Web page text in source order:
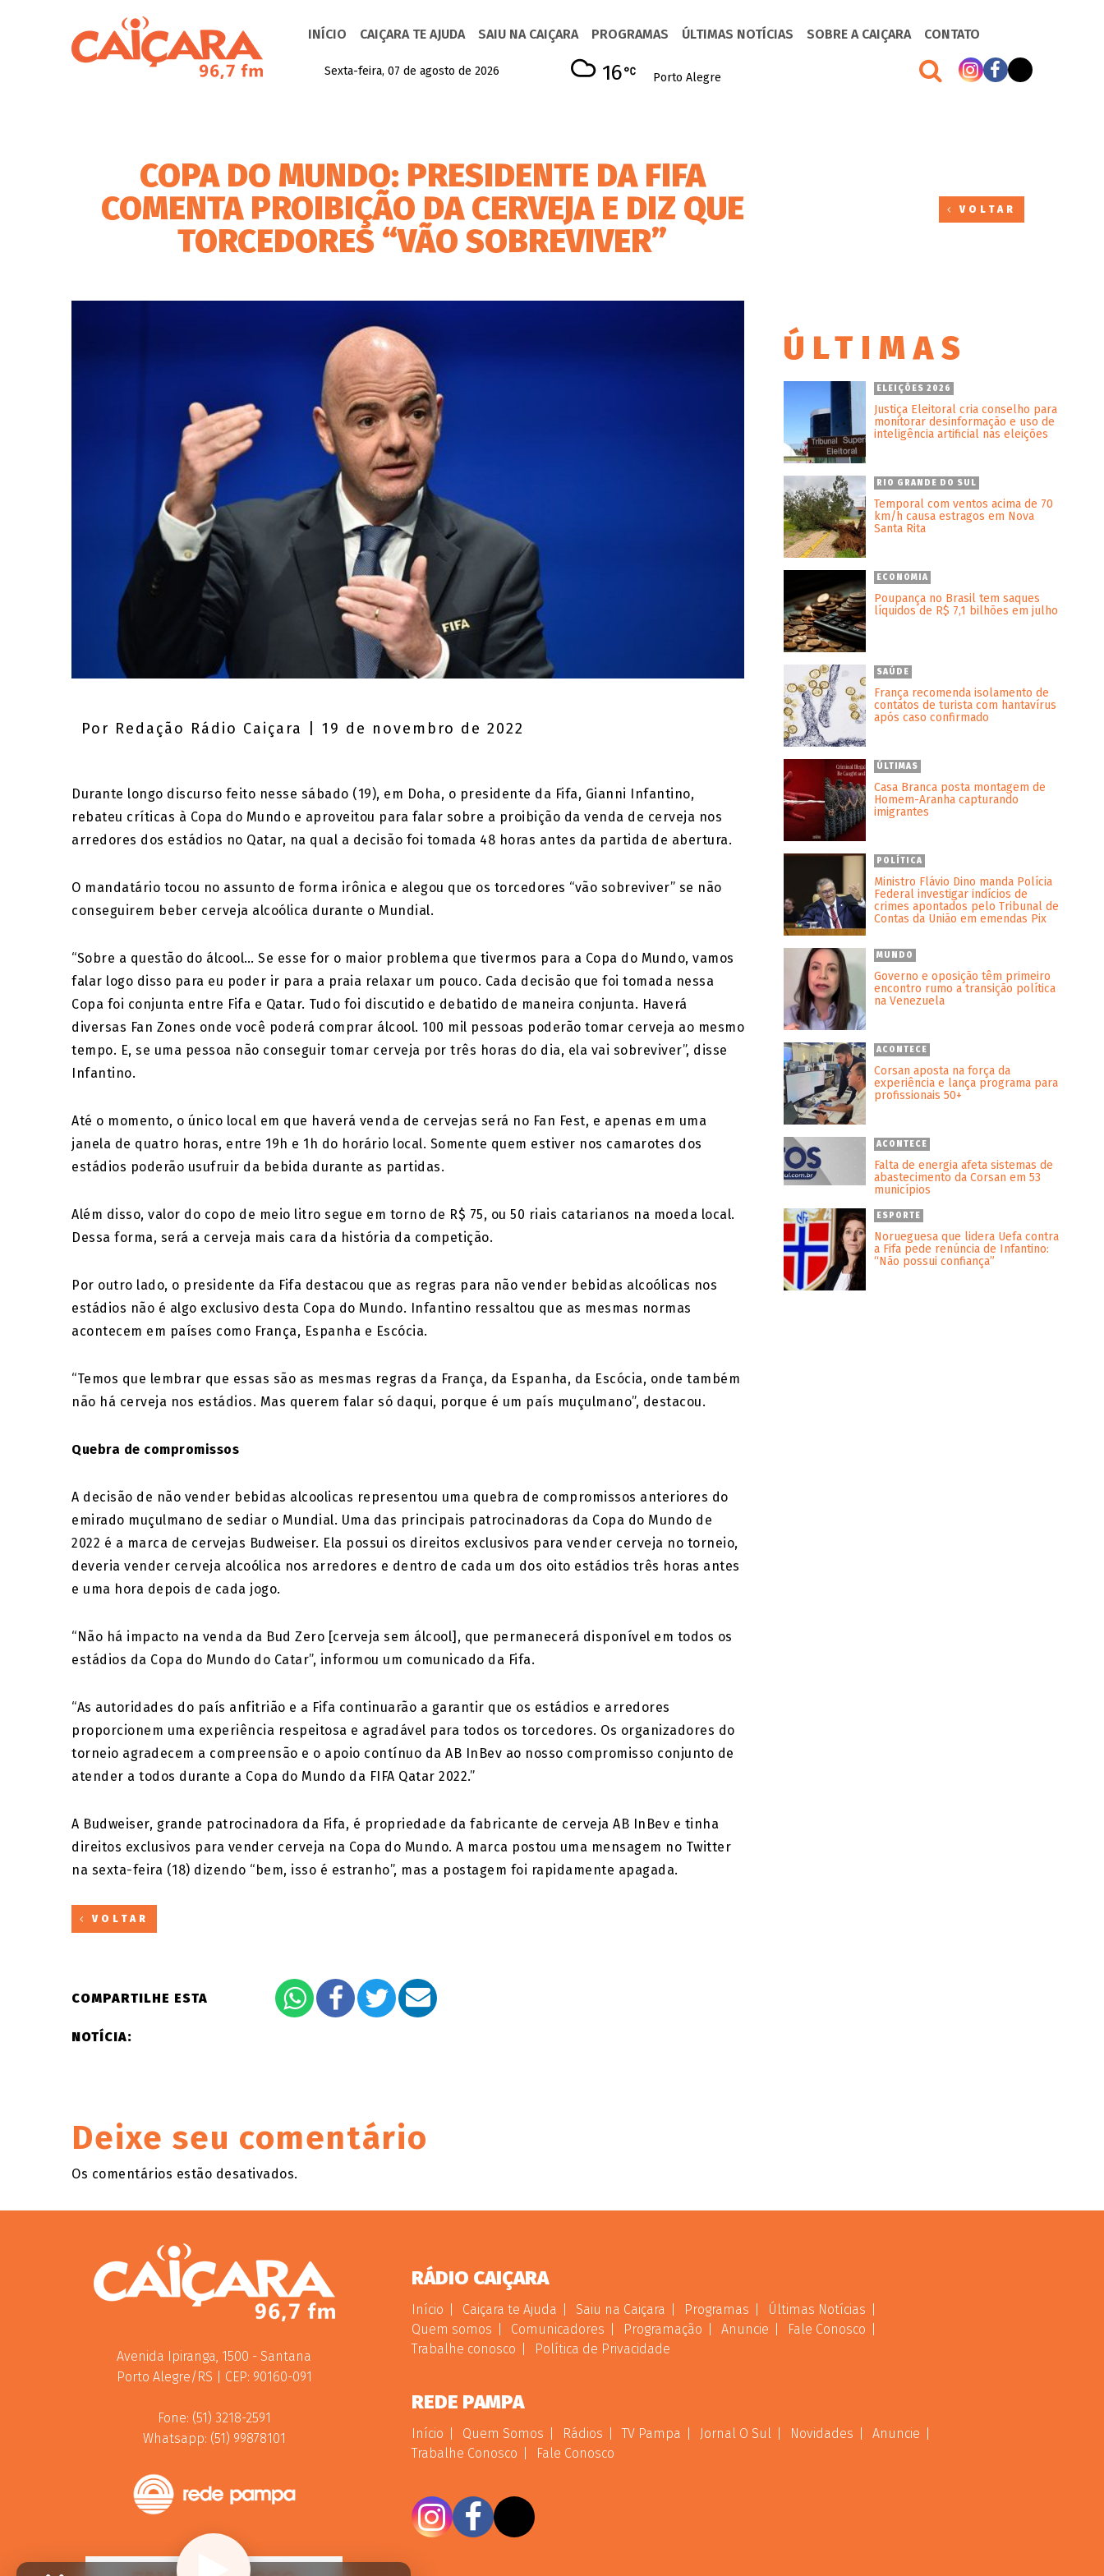
INÍCIO CAIÇARA TE AJUDA SAIU NA CAIÇARA PROGRAMAS ÚLTIMAS NOTÍCIAS SOBRE A CAIÇARA CONTATO
Sexta-feira, 07 de agosto de 2026 Porto Alegre
16
VOLTAR
COPA DO MUNDO: PRESIDENTE DA FIFA
COMENTA PROIBIÇÃO DA CERVEJA E DIZ QUE
TORCEDORES “VÃO SOBREVIVER”
Por Redação Rádio Caiçara | 19 de novembro de 2022
Durante longo discurso feito nesse sábado (19), em Doha, o presidente da Fifa, Gianni Infantino,
rebateu críticas à Copa do Mundo e aproveitou para falar sobre a proibição da venda de cerveja nos
arredores dos estádios no Qatar, na qual a decisão foi tomada 48 horas antes da partida de abertura.
O mandatário tocou no assunto de forma irônica e alegou que os torcedores “vão sobreviver” se não
conseguirem beber cerveja alcoólica durante o Mundial.
“Sobre a questão do álcool… Se esse for o maior problema que tivermos para a Copa do Mundo, vamos
falar logo disso para eu poder ir para a praia relaxar um pouco. Cada decisão que foi tomada nessa
Copa foi conjunta entre Fifa e Qatar. Tudo foi discutido e debatido de maneira conjunta. Haverá
diversas Fan Zones onde você poderá comprar álcool. 100 mil pessoas poderão tomar cerveja ao mesmo
tempo. E, se uma pessoa não conseguir tomar cerveja por três horas do dia, ela vai sobreviver”, disse
Infantino.
Até o momento, o único local em que haverá venda de cervejas será no Fan Fest, e apenas em uma
janela de quatro horas, entre 19h e 1h do horário local. Somente quem estiver nos camarotes dos
estádios poderão usufruir da bebida durante as partidas.
Além disso, valor do copo de meio litro segue em torno de R$ 75, ou 50 riais catarianos na moeda local.
Dessa forma, será a cerveja mais cara da história da competição.
Por outro lado, o presidente da Fifa destacou que as regras para não vender bebidas alcoólicas nos
estádios não é algo exclusivo desta Copa do Mundo. Infantino ressaltou que as mesmas normas
acontecem em países como França, Espanha e Escócia.
“Temos que lembrar que essas são as mesmas regras da França, da Espanha, da Escócia, onde também
não há cerveja nos estádios. Mas querem falar só daqui, porque é um país muçulmano”, destacou.
Quebra de compromissos
A decisão de não vender bebidas alcoolicas representou uma quebra de compromissos anteriores do
emirado muçulmano de sediar o Mundial. Uma das principais patrocinadoras da Copa do Mundo de
2022 é a marca de cervejas Budweiser. Ela possui os direitos exclusivos para vender cerveja no torneio,
deveria vender cerveja alcoólica nos arredores e dentro de cada um dos oito estádios três horas antes
e uma hora depois de cada jogo.
“Não há impacto na venda da Bud Zero [cerveja sem álcool], que permanecerá disponível em todos os
estádios da Copa do Mundo do Catar”, informou um comunicado da Fifa.
“As autoridades do país anfitrião e a Fifa continuarão a garantir que os estádios e arredores
proporcionem uma experiência respeitosa e agradável para todos os torcedores. Os organizadores do
torneio agradecem a compreensão e o apoio contínuo da AB InBev ao nosso compromisso conjunto de
atender a todos durante a Copa do Mundo da FIFA Qatar 2022.”
A Budweiser, grande patrocinadora da Fifa, é propriedade da fabricante de cerveja AB InBev e tinha
direitos exclusivos para vender cerveja na Copa do Mundo. A marca postou uma mensagem no Twitter
na sexta-feira (18) dizendo “bem, isso é estranho”, mas a postagem foi rapidamente apagada.
VOLTAR
COMPARTILHE ESTA
NOTÍCIA:
Deixe seu comentário
Os comentários estão desativados.
ÚLTIMAS
ELEIÇÕES 2026
Justiça Eleitoral cria conselho para
monitorar desinformação e uso de
inteligência artificial nas eleições
RIO GRANDE DO SUL
Temporal com ventos acima de 70
km/h causa estragos em Nova
Santa Rita
ECONOMIA
Poupança no Brasil tem saques
líquidos de R$ 7,1 bilhões em julho
SAÚDE
França recomenda isolamento de
contatos de turista com hantavírus
após caso confirmado
ÚLTIMAS
Casa Branca posta montagem de
Homem-Aranha capturando
imigrantes
POLÍTICA
Ministro Flávio Dino manda Polícia
Federal investigar indícios de
crimes apontados pelo Tribunal de
Contas da União em emendas Pix
MUNDO
Governo e oposição têm primeiro
encontro rumo a transição política
na Venezuela
ACONTECE
Corsan aposta na força da
experiência e lança programa para
profissionais 50+
ACONTECE
Falta de energia afeta sistemas de
abastecimento da Corsan em 53
municípios
ESPORTE
Norueguesa que lidera Uefa contra
a Fifa pede renúncia de Infantino:
“Não possui confiança”
Avenida Ipiranga, 1500 - Santana
Porto Alegre/RS | CEP: 90160-091
Fone: (51) 3218-2591
Whatsapp: (51) 99878101
RÁDIO CAIÇARA
Início Caiçara te Ajuda Saiu na Caiçara Programas
Últimas Notícias
Quem somos
Comunicadores Programação Anuncie
Fale Conosco
Trabalhe conosco
Política de Privacidade
REDE PAMPA
Início Quem Somos Rádios TV Pampa Jornal O Sul Novidades
Anuncie
Trabalhe Conosco
Fale Conosco